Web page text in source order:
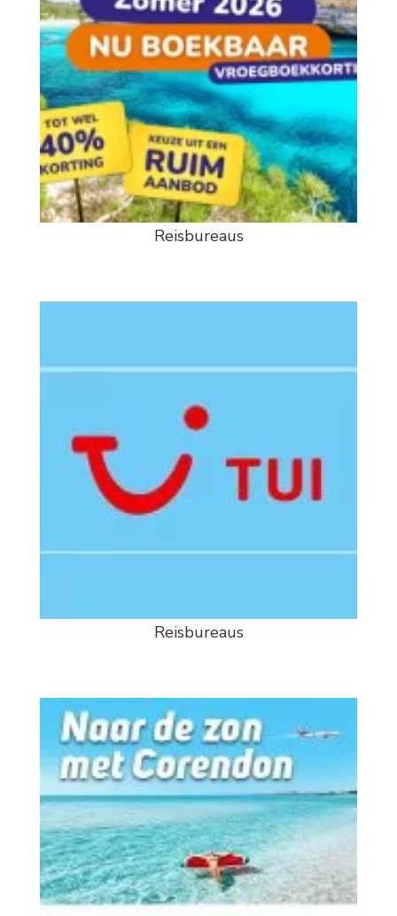
Reisbureaus
Reisbureaus